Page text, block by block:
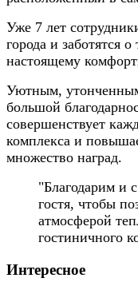
Уже 7 лет
города и заботятся
настоящему
Уютным,
большой
совершенствует
комплекса и
множество наград.
"Благодарим и
гостя, чтобы
атмосферой
гостиничного
Интересное